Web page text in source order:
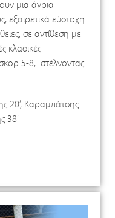
μια άγρια
εξαιρετικά εύστοχη
σε αντίθεση με
κλασικές
5-8, στέλνοντας
20’, Καραμπάτσης
38’